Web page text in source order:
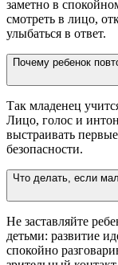
заметно в
смотреть в лицо,
улыбаться в ответ.
Почему ребенок
Так младенец
Лицо, голос и
выстраивать
безопасности.
Что делать, если
Не заставляйте
детьми: развитие
спокойно